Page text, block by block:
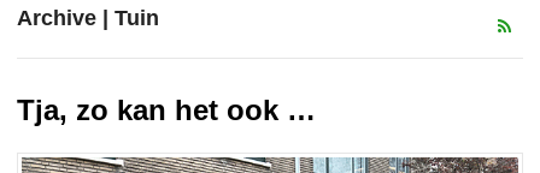
Archive | Tuin
Tja, zo kan het ook …